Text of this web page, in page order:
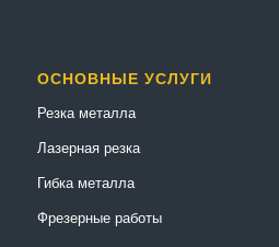
ОСНОВНЫЕ УСЛУГИ
Резка металла
Лазерная резка
Гибка металла
Фрезерные работы